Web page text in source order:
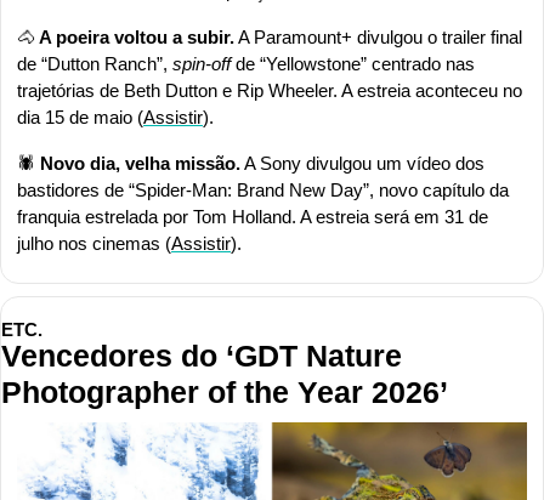
🐴 A poeira voltou a subir. A Paramount+ divulgou o trailer final
de “Dutton Ranch”, spin-off de “Yellowstone” centrado nas
trajetórias de Beth Dutton e Rip Wheeler. A estreia aconteceu no
dia 15 de maio (Assistir).
🕷️ Novo dia, velha missão. A Sony divulgou um vídeo dos
bastidores de “Spider-Man: Brand New Day”, novo capítulo da
franquia estrelada por Tom Holland. A estreia será em 31 de
julho nos cinemas (Assistir).
ETC.
Vencedores do ‘GDT Nature
Photographer of the Year 2026’